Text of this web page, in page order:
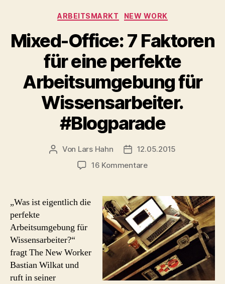
Kategorien
ARBEITSMARKT NEW WORK
Mixed-Office: 7 Faktoren
für eine perfekte
Arbeitsumgebung für
Wissensarbeiter.
#Blogparade
Beitragsautor
Von Lars Hahn Beitragsdatum
12.05.2015
16 Kommentarezu
7
Faktoren
für
eine
perfekte
Arbeitsumgebung
für
Wissensarbeiter.
„Was ist eigentlich die
perfekte
Arbeitsumgebung für
Wissensarbeiter?“
fragt The New Worker
Bastian Wilkat und
ruft in seiner